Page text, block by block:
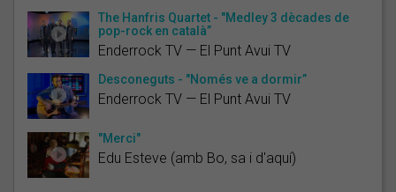
The Hanfris Quartet - "Medley 3 dècades de
pop-rock en català”
Enderrock TV — El Punt Avui TV
Desconeguts - "Només ve a dormir”
Enderrock TV — El Punt Avui TV
"Merci"
Edu Esteve (amb Bo, sa i d'aquí)